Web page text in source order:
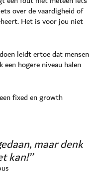
over de vaardigheid of
Het is voor jou niet
leidt ertoe dat mensen
hogere niveau halen
fixed en growth
maar denk
kan!’’